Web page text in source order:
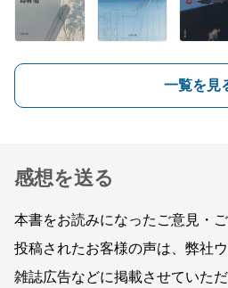
一覧を見
感想を送る
本書をお読みになったご意見・
投稿されたお客様の声は、弊社
雑誌広告などに掲載させていた